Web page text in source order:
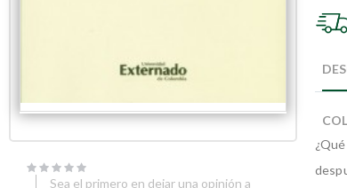
to
end
the
images
to
the
images
Sea el primero en dejar una opinión a